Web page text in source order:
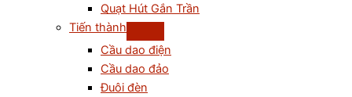
Quạt Hút Gắn Trần
Tiến thành
Cầu dao điện
Cầu dao đảo
Đuôi đèn